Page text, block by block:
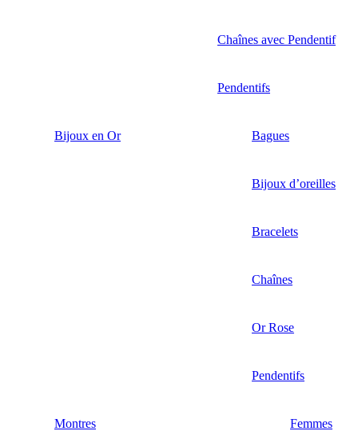
Chaînes avec Pendentif
Pendentifs
Bijoux en Or Bagues
Bijoux d’oreilles
Bracelets
Chaînes
Or Rose
Pendentifs
Montres Femmes